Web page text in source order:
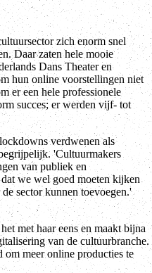
zich enorm snel
Daar zaten hele mooie
Dans Theater en
hun online voorstellingen niet
er een hele professionele
succes; er werden vijf- tot
verdwenen als
'Cultuurmakers
van publiek en
we wel goed moeten kijken
sector kunnen toevoegen.'
met haar eens en maakt bijna
van de cultuurbranche.
om meer online producties te